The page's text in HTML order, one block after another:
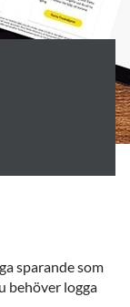
sparande som
behöver logga